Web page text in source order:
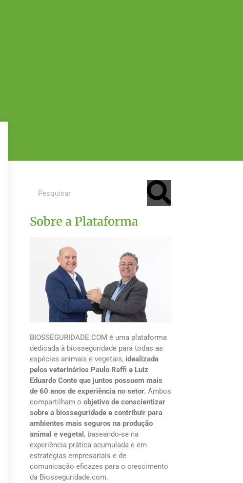
Sobre a Plataforma
BIOSSEGURIDADE.COM é uma plataforma
dedicada à biosseguridade para todas as
espécies animais e vegetais, idealizada
pelos veterinários Paulo Raffi e Luiz
Eduardo Conte que juntos possuem mais
de 60 anos de experiência no setor.Ambos
compartilham o objetivo de conscientizar
sobre a biosseguridade e contribuir para
ambientes mais seguros na produção
animal e vegetal , baseando-se na
experiência prática acumulada e em
estratégias empresariais e de
comunicação eficazes para o crescimento
da Biosseguridade.com.